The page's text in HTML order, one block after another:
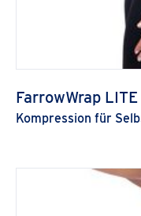
FarrowWrap
Kompression für